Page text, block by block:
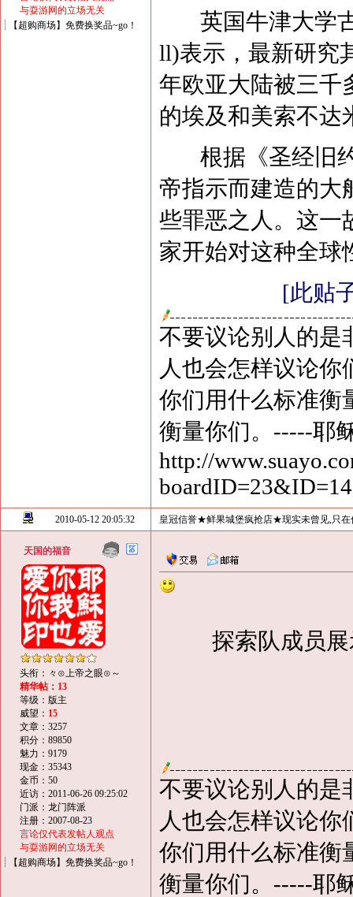
与耍游网的立场无关
【超购商场】免费换奖品~go！
英国牛津大学
ll)表示，最新研究
年欧亚大陆被三千
的埃及和美索不达
根据《圣经旧
帝指示而建造的大
些罪恶之人。这一
家开始对这种全球
[此贴
不要议论别人的是
人也会怎样议论你
你们用什么标准衡
衡量你们。-----耶
http://
2010-05-12 20:05:32 皇冠信誉★鲜果城堡疯抢店★现实未曾见,只在
天国的福音
头衔：々⊙上帝之眼⊙～
精华帖：13
等级：版主
威望： 15
文章：3257
积分：89850
魅力：9179
现金：35343
金币：50
近访：2011-06-26 09:25:02
门派：龙门阵派
注册：2007-08-23
言论仅代表发帖人观点
与耍游网的立场无关
【超购商场】免费换奖品~go！
探索队成员
不要议论别人的是
人也会怎样议论你
你们用什么标准衡
衡量你们。-----耶